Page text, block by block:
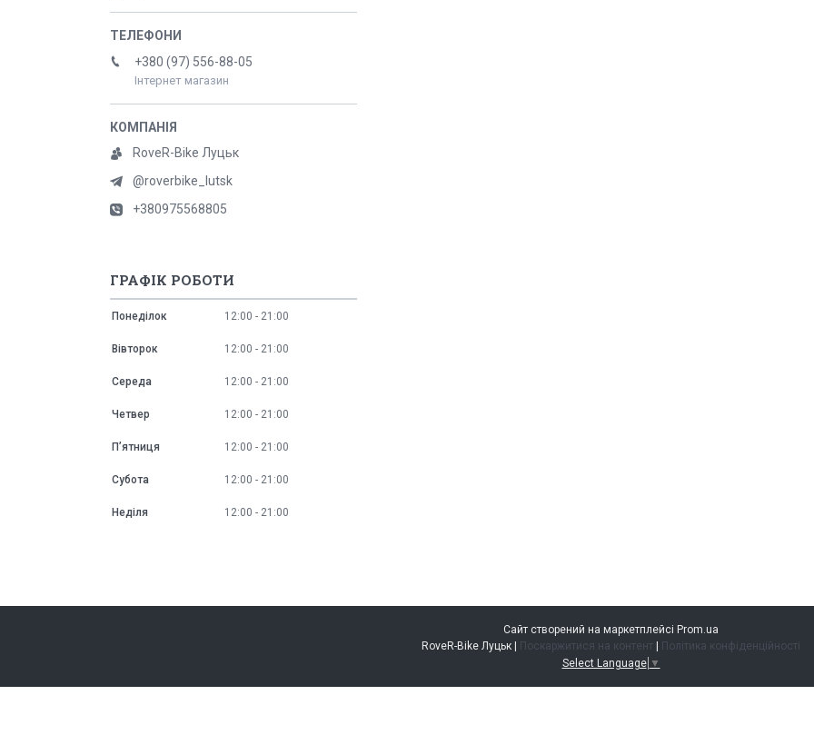
+380 (97) 556-88-05
Інтернет магазин
RoveR-Bike Луцьк
@roverbike_lutsk
+380975568805
ГРАФІК РОБОТИ
Понеділок 12:00 21:00
Вівторок 12:00 21:00
Середа 12:00 21:00
Четвер 12:00 21:00
Пʼятниця 12:00 21:00
Субота 12:00 21:00
Неділя 12:00 21:00
Сайт створений на маркетплейсі Prom.ua
Поскаржитися на контент
Політика конфіденційності
Select Language ▼